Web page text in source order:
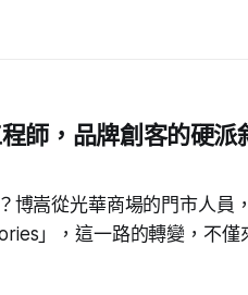
師，品牌創客的硬派
嵩從光華商場的門市人員
」，這一路的轉變，不僅